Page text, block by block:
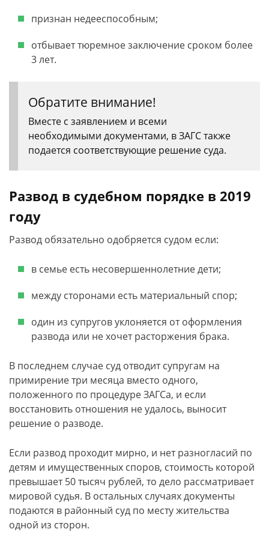
признан недееспособным;
отбывает тюремное заключение сроком более
3 лет.
Обратите внимание!
Вместе с заявлением и всеми
необходимыми документами, в ЗАГС также
подается соответствующие решение суда.
Развод в судебном порядке в 2019
году
Развод обязательно одобряется судом если:
в семье есть несовершеннолетние дети;
между сторонами есть материальный спор;
один из супругов уклоняется от оформления
развода или не хочет расторжения брака.
В последнем случае суд отводит супругам на
примирение три месяца вместо одного,
положенного по процедуре ЗАГСа, и если
восстановить отношения не удалось, выносит
решение о разводе.
Если развод проходит мирно, и нет разногласий по
детям и имущественных споров, стоимость которой
превышает 50 тысяч рублей, то дело рассматривает
мировой судья. В остальных случаях документы
подаются в районный суд по месту жительства
одной из сторон.